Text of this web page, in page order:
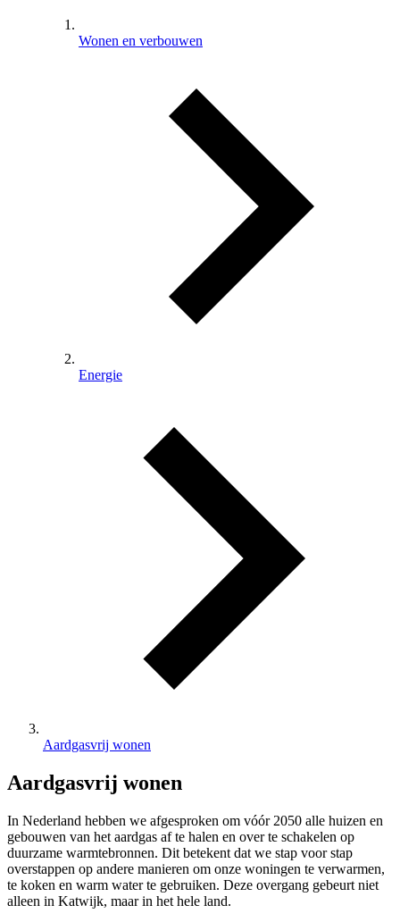
Wonen en verbouwen
Energie
Aardgasvrij wonen
Aardgasvrij wonen
​In Nederland hebben we afgesproken om vóór 2050 alle huizen en
gebouwen van het aardgas af te halen en over te schakelen op
duurzame warmtebronnen. Dit betekent dat we stap voor stap
overstappen op andere manieren om onze woningen te verwarmen,
te koken en warm water te gebruiken. Deze overgang gebeurt niet
alleen in Katwijk, maar in het hele land.